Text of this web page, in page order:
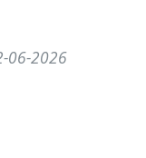
06-2026